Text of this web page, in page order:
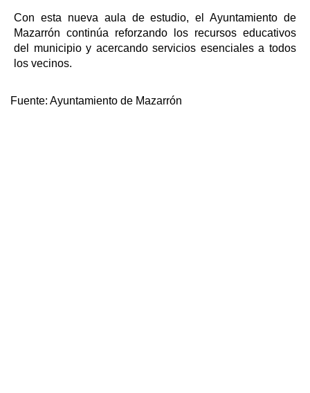
Con esta nueva aula de estudio, el Ayuntamiento de
Mazarrón continúa reforzando los recursos educativos
del municipio y acercando servicios esenciales a todos
los vecinos.
Fuente: Ayuntamiento de Mazarrón